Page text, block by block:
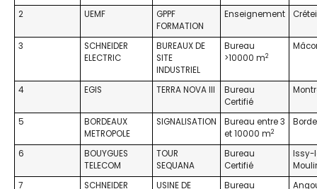
2 UEMF
GPPF
FORMATION
Enseignement
3
SCHNEIDER
ELECTRIC
BUREAUX DE
SITE
INDUSTRIEL
Bureau
>10000 m2
4 EGIS TERRA NOVA III
Bureau
Certifié
5
BORDEAUX
METROPOLE
SIGNALISATION
Bureau entre 3
et 10000 m2
6
BOUYGUES
TELECOM
TOUR
SEQUANA
Bureau
Certifié
Issy-
7
SCHNEIDER
USINE DE
Bureau